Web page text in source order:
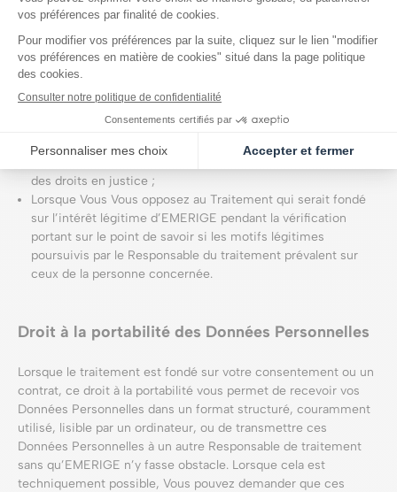
Lorsque vous contestez l’exactitude de vos Données
Personnelles ;
Lorsque vous pouvez établir que le traitement des Données
Personnelles est illicite mais que Vous vous opposez à
la limitation de leur utilisation ;
Lorsqu’EMERIGE n’a plus besoin de vos Données
Personnelles mais que celles-ci vous sont encore
nécessaires pour la constatation, l’exercice ou la défense
des droits en justice ;
Lorsque Vous Vous opposez au Traitement qui serait fondé
sur l’intérêt légitime d’EMERIGE pendant la vérification
portant sur le point de savoir si les motifs légitimes
poursuivis par le Responsable du traitement prévalent sur
ceux de la personne concernée.
Droit à la portabilité des Données Personnelles
Lorsque le traitement est fondé sur votre consentement ou un
contrat, ce droit à la portabilité vous permet de recevoir vos
Données Personnelles dans un format structuré, couramment
utilisé, lisible par un ordinateur, ou de transmettre ces
Données Personnelles à un autre Responsable de traitement
sans qu’EMERIGE n’y fasse obstacle. Lorsque cela est
techniquement possible, Vous pouvez demander que ces